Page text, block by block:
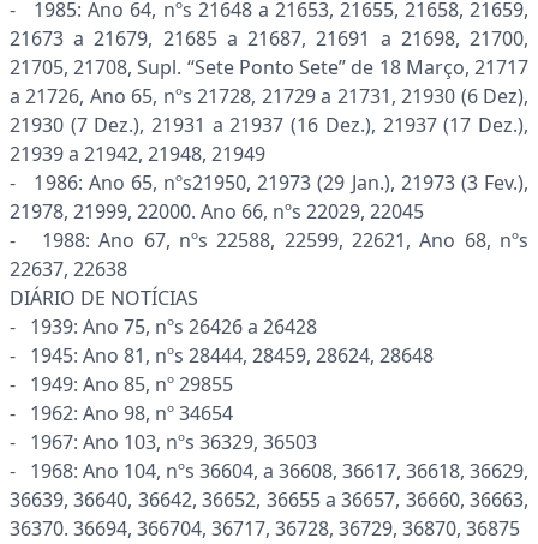
- 1985: Ano 64, nºs 21648 a 21653, 21655, 21658, 21659,
21673 a 21679, 21685 a 21687, 21691 a 21698, 21700,
21705, 21708, Supl. “Sete Ponto Sete” de 18 Março, 21717
a 21726, Ano 65, nºs 21728, 21729 a 21731, 21930 (6 Dez),
21930 (7 Dez.), 21931 a 21937 (16 Dez.), 21937 (17 Dez.),
21939 a 21942, 21948, 21949
- 1986: Ano 65, nºs21950, 21973 (29 Jan.), 21973 (3 Fev.),
21978, 21999, 22000. Ano 66, nºs 22029, 22045
- 1988: Ano 67, nºs 22588, 22599, 22621, Ano 68, nºs
22637, 22638
DIÁRIO DE NOTÍCIAS
- 1939: Ano 75, nºs 26426 a 26428
- 1945: Ano 81, nºs 28444, 28459, 28624, 28648
- 1949: Ano 85, nº 29855
- 1962: Ano 98, nº 34654
- 1967: Ano 103, nºs 36329, 36503
- 1968: Ano 104, nºs 36604, a 36608, 36617, 36618, 36629,
36639, 36640, 36642, 36652, 36655 a 36657, 36660, 36663,
36370. 36694, 366704, 36717, 36728, 36729, 36870, 36875